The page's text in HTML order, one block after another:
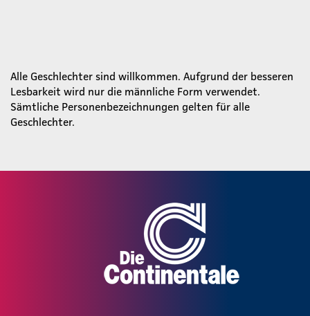
Alle Geschlechter sind willkommen. Aufgrund der besseren
Lesbarkeit wird nur die männliche Form verwendet.
Sämtliche Personenbezeichnungen gelten für alle
Geschlechter.